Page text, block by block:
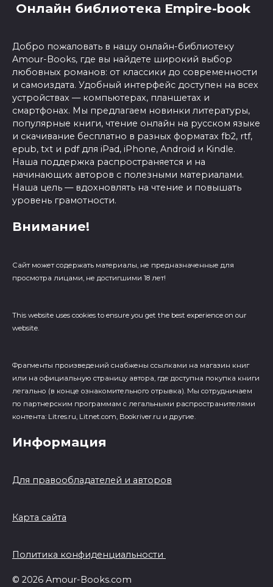
Онлайн библиотека Empire-book
Добро пожаловать в нашу онлайн-библиотеку
Amour-Books, где вы найдете широкий выбор
любовных романов: от классики до современности
и самоиздата. Удобный интерфейс доступен на всех
устройствах — компьютерах, планшетах и
смартфонах. Мы предлагаем новинки литературы,
популярные книги, чтение онлайн на русском языке
и скачивание бесплатно в разных форматах fb2, rtf,
epub, txt и pdf для iPad, iPhone, Android и Kindle.
Наша поддержка распространяется и на
начинающих авторов с полезными материалами.
Наша цель — вдохновлять на чтение и повышать
уровень грамотности.
Внимание!
Сайт может содержать материалы, не предназначенные для
просмотра лицами, не достигшими 18 лет!
This website uses cookies to ensure you get the best experience on our
website.
Фрагменты произведений cнабжены ссылками на магазин книг
или на официальную страницу автора, где доступна покупка книги
легально (в конце ознакомительного отрывка). Мы сотрудничаем
по партнерским программам с легальными распространителями
контента: Litres.ru, Litnet.com, Bookriver.ru и другие.
Информация
Для правообладателей и авторов
Карта сайта
Политика конфиденциальности
© 2026 Amour-Books.com